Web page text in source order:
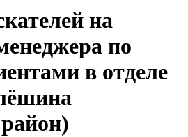
на
по
в отделе